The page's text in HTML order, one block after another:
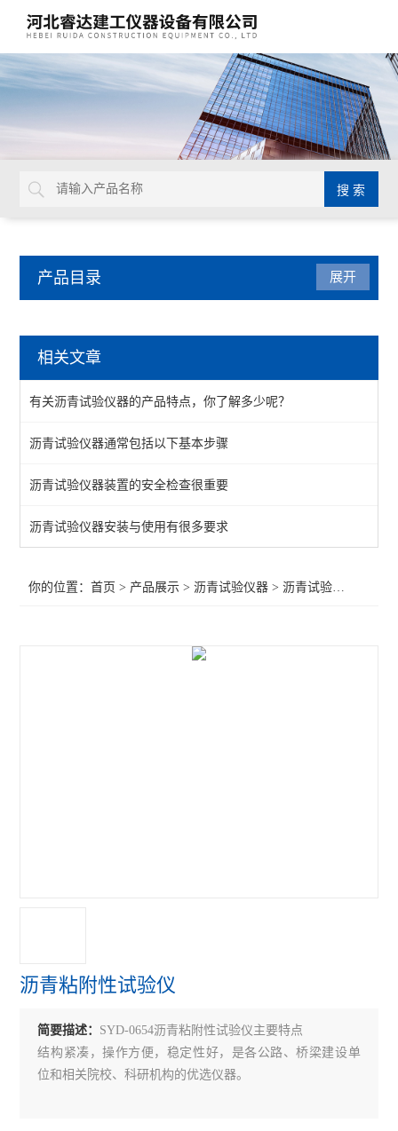
产品目录
数字式旋转粘度计
路面橡胶沥青灌封胶拉伸试验仪
沥青压力老化系统
自动沥青溶解度测定仪
沥青路面检测仪器
乳化沥青稀浆封层试验仪
沥青溢流水箱
沥青混合料路面构造深度仪
展开
相关文章
有关沥青试验仪器的产品特点，你了解多少呢？
沥青试验仪器通常包括以下基本步骤
沥青试验仪器装置的安全检查很重要
沥青试验仪器安装与使用有很多要求
你的位置：首页 > 产品展示 >沥青试验仪器 >沥青试验仪器
沥青粘附性试验仪
简要描述： SYD-0654沥青粘附性试验仪主要特点
结构紧凑，操作方便，稳定性好，是各公路、桥梁建设单
位和相关院校、科研机构的优选仪器。